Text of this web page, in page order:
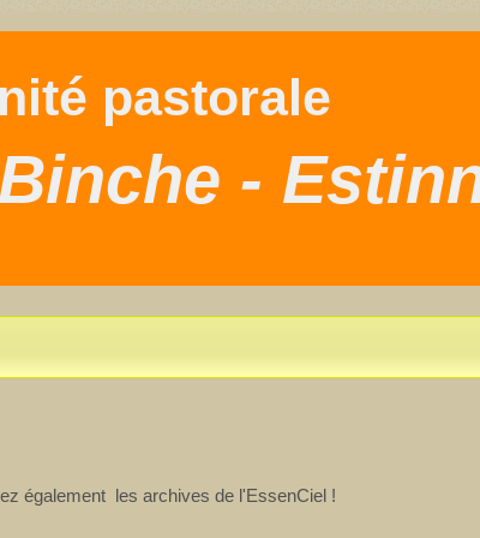
pastorale
-
également les archives de l'EssenCiel !